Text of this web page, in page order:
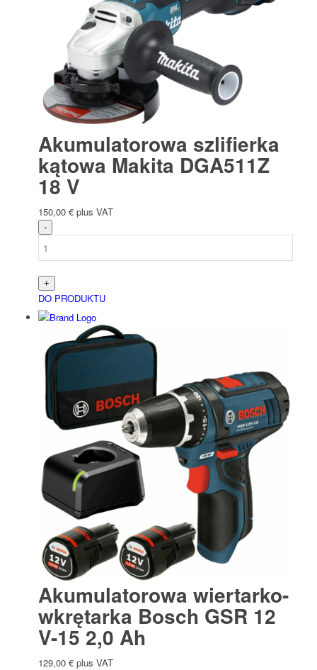
Akumulatorowa szlifierka
kątowa Makita DGA511Z
18 V
150,00 € plus VAT
DO PRODUKTU
Akumulatorowa wiertarko-
wkrętarka Bosch GSR 12
V-15 2,0 Ah
129,00 € plus VAT